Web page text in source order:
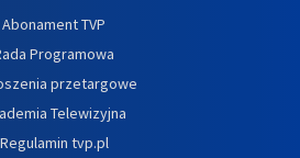
Abonament TVP
Programowa
przetargowe
Telewizyjna
Regulamin tvp.pl